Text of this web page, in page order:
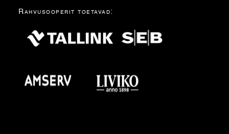
Rahvusooperit toetavad: